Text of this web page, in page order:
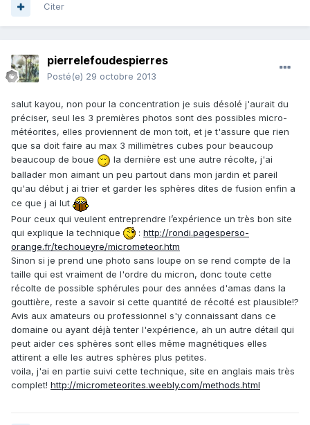
Citer
pierrelefoudespierres
Posté(e) 29 octobre 2013
salut kayou, non pour la concentration je suis désolé j'aurait du
préciser, seul les 3 premières photos sont des possibles micro-
météorites, elles proviennent de mon toit, et je t'assure que rien
que sa doit faire au max 3 millimètres cubes pour beaucoup
beaucoup de boue
la dernière est une autre récolte, j'ai
ballader mon aimant un peu partout dans mon jardin et pareil
qu'au début j ai trier et garder les sphères dites de fusion enfin a
ce que j ai lut
Pour ceux qui veulent entreprendre l’expérience un très bon site
qui explique la technique
: http://rondi.pagesperso-
orange.fr/techoueyre/micrometeor.htm
Sinon si je prend une photo sans loupe on se rend compte de la
taille qui est vraiment de l'ordre du micron, donc toute cette
récolte de possible sphérules pour des années d'amas dans la
gouttière, reste a savoir si cette quantité de récolté est plausible!?
Avis aux amateurs ou professionnel s'y connaissant dans ce
domaine ou ayant déjà tenter l'expérience, ah un autre détail qui
peut aider ces sphères sont elles même magnétiques elles
attirent a elle les autres sphères plus petites.
voila, j'ai en partie suivi cette technique, site en anglais mais très
complet! http://micrometeorites.weebly.com/methods.html